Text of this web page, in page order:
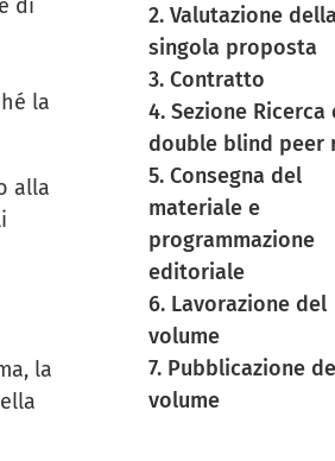
di
la
alla
la
2. Valutazione della
singola proposta
3. Contratto
4. Sezione Ricerca
double blind peer
5. Consegna del
materiale e
programmazione
editoriale
6. Lavorazione del
volume
7. Pubblicazione
volume